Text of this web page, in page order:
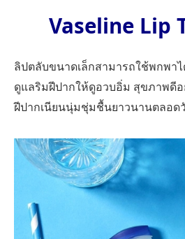
Vaseline Lip
ลิปตลับขนาดเล็กสามารถใช้พกพา
ดูแลริมฝีปากให้ดูอวบอิ่ม สุขภาพดีอ
ฝีปากเนียนนุ่มชุ่มชื้นยาวนานตลอด